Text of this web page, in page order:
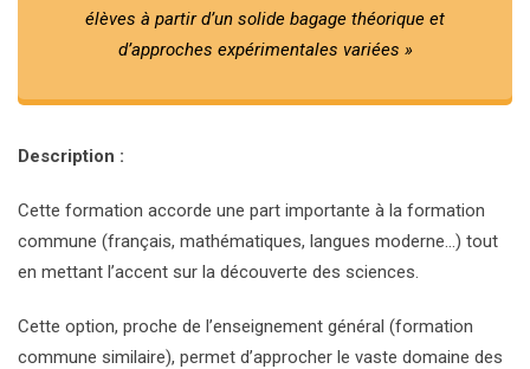
élèves à partir d’un solide bagage théorique et
d’approches expérimentales variées »
Description :
Cette formation accorde une part importante à la formation
commune (français, mathématiques, langues moderne…) tout
en mettant l’accent sur la découverte des sciences.
Cette option, proche de l’enseignement général (formation
commune similaire), permet d’approcher le vaste domaine des